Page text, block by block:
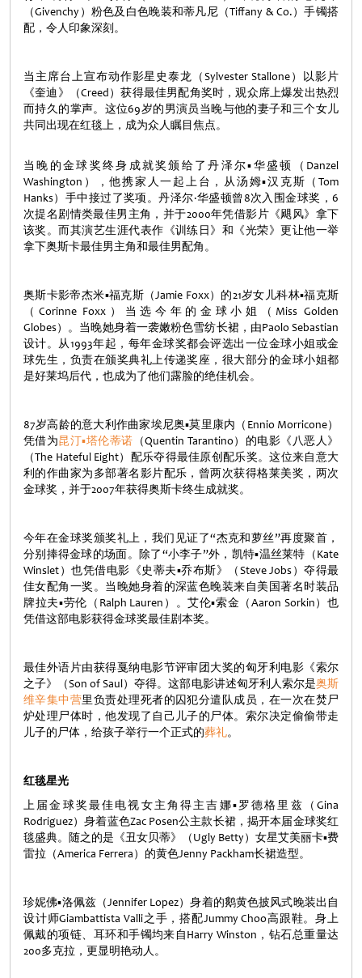
（Givenchy）粉色及白色晚装和蒂凡尼（Tiffany & Co.）手镯搭
配，令人印象深刻。
当主席台上宣布动作影星史泰龙（Sylvester Stallone）以影片
《奎迪》（Creed）获得最佳男配角奖时，观众席上爆发出热烈
而持久的掌声。这位69岁的男演员当晚与他的妻子和三个女儿
共同出现在红毯上，成为众人瞩目焦点。
当晚的金球奖终身成就奖颁给了丹泽尔▪华盛顿（Danzel
Washington），他携家人一起上台，从汤姆▪汉克斯（Tom
Hanks）手中接过了奖项。丹泽尔·华盛顿曾8次入围金球奖，6
次提名剧情类最佳男主角，并于2000年凭借影片《飓风》拿下
该奖。而其演艺生涯代表作《训练日》和《光荣》更让他一举
拿下奥斯卡最佳男主角和最佳男配角。
奥斯卡影帝杰米▪福克斯（Jamie Foxx）的21岁女儿科林▪福克斯
（Corinne Foxx）当选今年的金球小姐（Miss Golden
Globes）。当晚她身着一袭嫩粉色雪纺长裙，由Paolo Sebastian
设计。从1993年起，每年金球奖都会评选出一位金球小姐或金
球先生，负责在颁奖典礼上传递奖座，很大部分的金球小姐都
是好莱坞后代，也成为了他们露脸的绝佳机会。
87岁高龄的意大利作曲家埃尼奥▪莫里康内（Ennio Morricone）
凭借为昆汀▪塔伦蒂诺 （Quentin Tarantino）的电影《八恶人》
（The Hateful Eight）配乐夺得最佳原创配乐奖。这位来自意大
利的作曲家为多部著名影片配乐，曾两次获得格莱美奖，两次
金球奖，并于2007年获得奥斯卡终生成就奖。
今年在金球奖颁奖礼上，我们见证了“杰克和萝丝”再度聚首，
分别捧得金球的场面。除了“小李子”外，凯特▪温丝莱特（Kate
Winslet）也凭借电影《史蒂夫▪乔布斯》（Steve Jobs）夺得最
佳女配角一奖。当晚她身着的深蓝色晚装来自美国著名时装品
牌拉夫▪劳伦（Ralph Lauren）。艾伦▪索金（Aaron Sorkin）也
凭借这部电影获得金球奖最佳剧本奖。
最佳外语片由获得戛纳电影节评审团大奖的匈牙利电影《索尔
之子》（Son of Saul）夺得。这部电影讲述匈牙利人索尔是奥斯
维辛集中营里负责处理死者的囚犯分遣队成员，在一次在焚尸
炉处理尸体时，他发现了自己儿子的尸体。索尔决定偷偷带走
儿子的尸体，给孩子举行一个正式的葬礼。
红毯星光
上届金球奖最佳电视女主角得主吉娜▪罗德格里兹（Gina
Rodriguez）身着蓝色Zac Posen公主款长裙，揭开本届金球奖红
毯盛典。随之的是《丑女贝蒂》（Ugly Betty）女星艾美丽卡▪费
雷拉（America Ferrera）的黄色Jenny Packham长裙造型。
珍妮佛▪洛佩兹（Jennifer Lopez）身着的鹅黄色披风式晚装出自
设计师Giambattista Valli之手，搭配Jummy Choo高跟鞋。身上
佩戴的项链、耳环和手镯均来自Harry Winston，钻石总重量达
200多克拉，更显明艳动人。